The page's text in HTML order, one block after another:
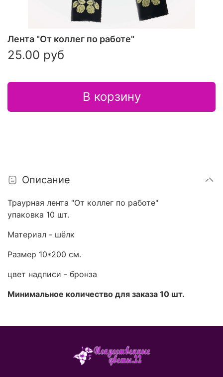
Лента "От коллег по работе"
25.00 руб
В корзину
Описание
Траурная лента "От коллег по работе"
упаковка 10 шт.
Материал - шёлк
Размер 10*200 см.
цвет надписи - бронза
Минимальное количество для заказа 10 шт.